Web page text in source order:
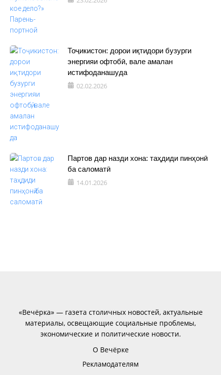
Тоҷикистон: дорои иқтидори бузурги
энергияи офтобӣ, вале амалан
истифоданашуда
02.02.2026
Партов дар назди хона: таҳдиди пинҳонӣ
ба саломатӣ
14.01.2026
«Вечёрка» — газета столичных новостей, актуальные
материалы, освещающие социальные проблемы,
экономические и политические новости.
О Вечёрке
Рекламодателям